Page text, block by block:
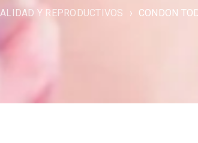
Y REPRODUCTIVOS › CONDON